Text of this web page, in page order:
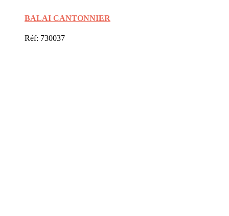
BALAI CANTONNIER
Réf: 730037